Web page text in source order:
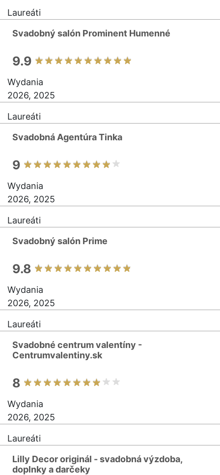
Laureáti
Svadobný salón Prominent Humenné
9.9
Wydania
2026, 2025
Laureáti
Svadobná Agentúra Tinka
9
Wydania
2026, 2025
Laureáti
Svadobný salón Prime
9.8
Wydania
2026, 2025
Laureáti
Svadobné centrum valentíny -
Centrumvalentiny.sk
8
Wydania
2026, 2025
Laureáti
Lilly Decor originál - svadobná výzdoba,
doplnky a darčeky